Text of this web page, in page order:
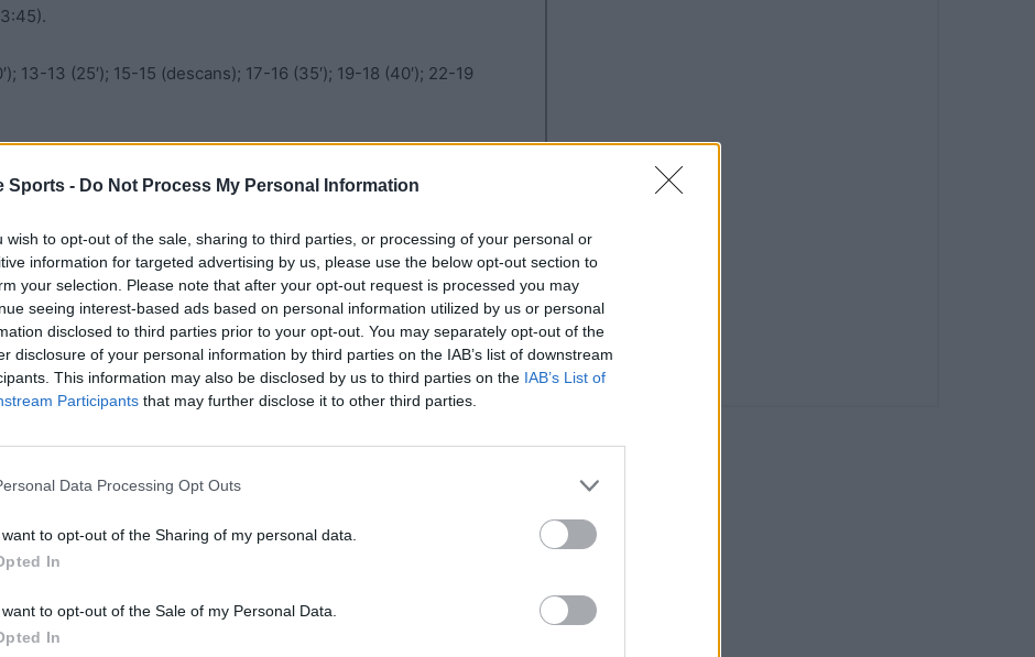
Sports - Do Not Process My Personal Information
wish to opt-out of the sale, sharing to third parties, or processing of your personal or
information for targeted advertising by us, please use the below opt-out section to
your selection. Please note that after your opt-out request is processed you may
seeing interest-based ads based on personal information utilized by us or personal
disclosed to third parties prior to your opt-out. You may separately opt-out of the
disclosure of your personal information by third parties on the IAB’s list of downstream
This information may also be disclosed by us to third parties on the IAB’s List of
Participants that may further disclose it to other third parties.
Data Processing Opt Outs
want to opt-out of the Sharing of my personal data.
In
want to opt-out of the Sale of my Personal Data.
In
13-13 (25′); 15-15 (descans); 17-16 (35′); 19-18 (40′); 22-19
jornada a la lliga catalana divisió d’argent femenina, clicant